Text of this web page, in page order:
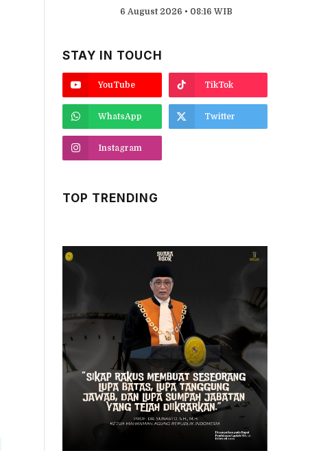
6 August 2026 • 08:16 WIB
STAY IN TOUCH
YouTube TikTok
WhatsApp Twitter
Instagram
TOP TRENDING